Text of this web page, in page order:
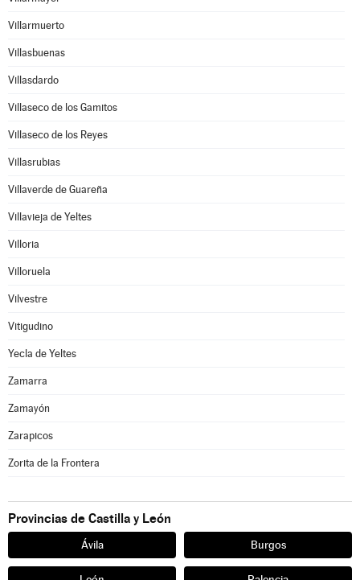
Villarmuerto
Villasbuenas
Villasdardo
Villaseco de los Gamitos
Villaseco de los Reyes
Villasrubias
Villaverde de Guareña
Villavieja de Yeltes
Villoria
Villoruela
Vilvestre
Vitigudino
Yecla de Yeltes
Zamarra
Zamayón
Zarapicos
Zorita de la Frontera
Provincias de Castilla y León
Ávila Burgos